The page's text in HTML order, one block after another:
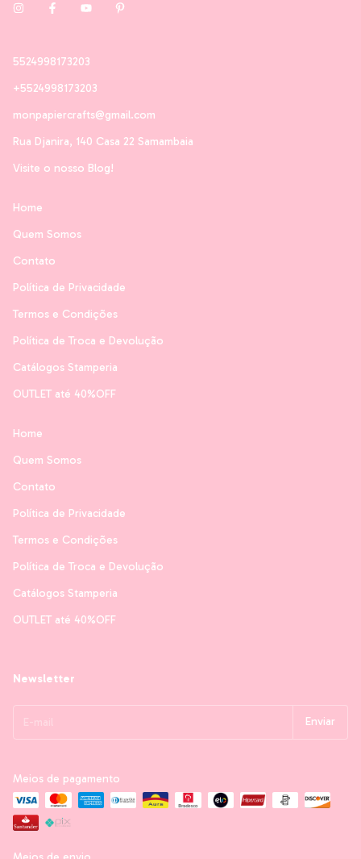
5524998173203
+5524998173203
monpapiercrafts@gmail.com
Rua Djanira, 140 Casa 22 Samambaia
Visite o nosso Blog!
Home
Quem Somos
Contato
Política de Privacidade
Termos e Condições
Política de Troca e Devolução
Catálogos Stamperia
OUTLET até 40%OFF
Home
Quem Somos
Contato
Política de Privacidade
Termos e Condições
Política de Troca e Devolução
Catálogos Stamperia
OUTLET até 40%OFF
Newsletter
Meios de pagamento